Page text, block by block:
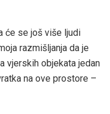
će se još više ljudi
razmišljanja da je
vjerskih objekata jedan
na ove prostore –